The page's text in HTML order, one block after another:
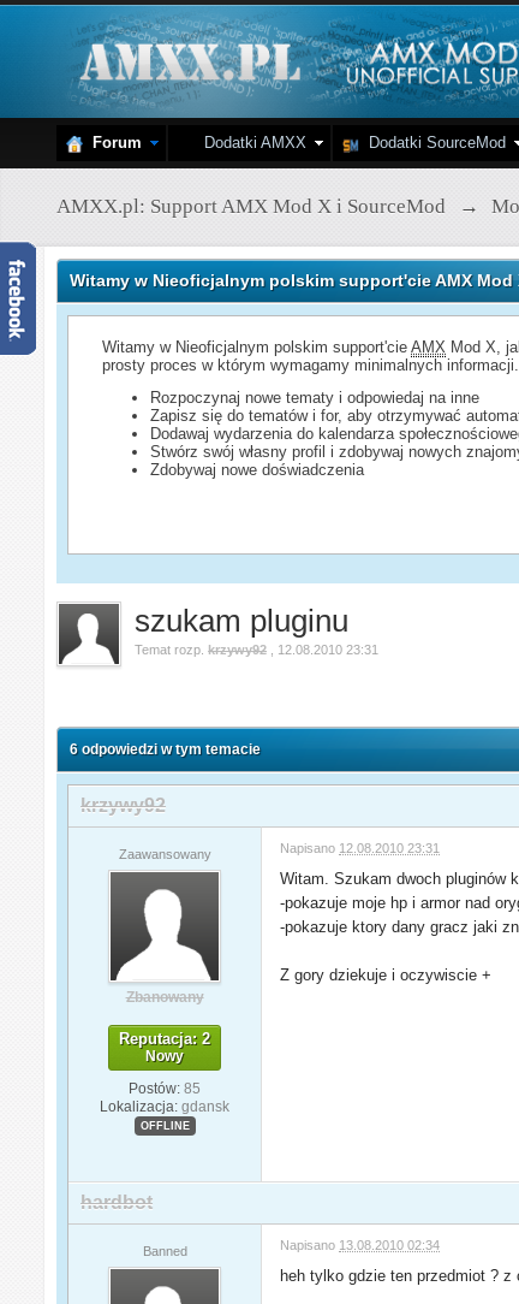
Forum Dodatki AMXX Dodatki SourceMod
AMXX.pl: Support AMX Mod X i SourceMod →
Witamy w Nieoficjalnym polskim support'cie AMX Mod
Witamy w Nieoficjalnym polskim support'cieAMX Mod X,
prosty proces w którym wymagamy minimalnych informacji.
Rozpoczynaj nowe tematy i odpowiedaj na inne
Zapisz się do tematów i for, aby otrzymywać
Dodawaj wydarzenia do kalendarza
Stwórz swój własny profil i zdobywaj nowych
Zdobywaj nowe doświadczenia
szukam pluginu
Temat rozp.krzywy92 12.08.2010 23:31
6 odpowiedzi w tym temacie
krzywy92
Zaawansowany
Zbanowany
Reputacja: 2
Nowy
Postów: 85
Lokalizacja: gdansk
OFFLINE
Napisano 12.08.2010 23:31
Witam. Szukam dwoch pluginów
-pokazuje moje hp i armor nad
-pokazuje ktory dany gracz jaki
Z gory dziekuje i oczywiscie +
hardbot
Banned Napisano 13.08.2010 02:34
heh tylko gdzie ten przedmiot ? z